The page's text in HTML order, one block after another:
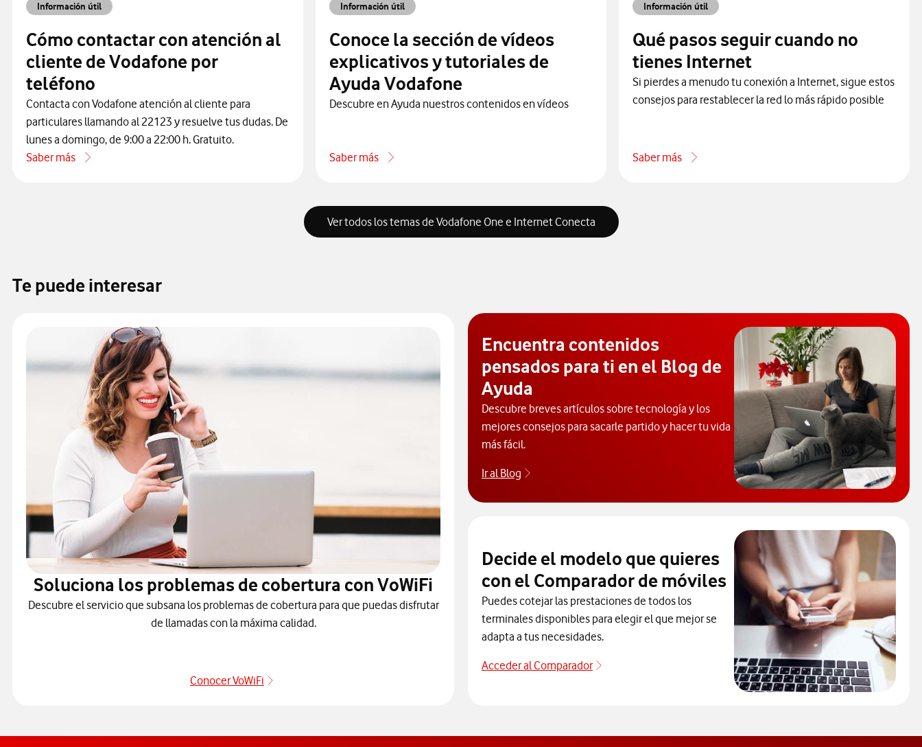
Información útil
Cómo contactar con atención al
cliente de Vodafone por
teléfono
Contacta con Vodafone atención al cliente para
particulares llamando al 22123 y resuelve tus dudas. De
lunes a domingo, de 9:00 a 22:00 h. Gratuito.
Saber más
acerca de Cómo contactar con atención al cliente de Vodafone por teléfono
Información útil
Conoce la sección de vídeos
explicativos y tutoriales de
Ayuda Vodafone
Descubre en Ayuda nuestros contenidos en vídeos
Saber más
acerca de Conoce la sección de vídeos explicativos y tutoriales de Ayuda Vodafone
Información útil
Qué pasos seguir cuando no
tienes Internet
Si pierdes a menudo tu conexión a Internet, sigue estos
consejos para restablecer la red lo más rápido posible
Saber más
acerca de Qué pasos seguir cuando no tienes Internet
Ver todos los temas de Vodafone One e Internet Conecta
Te puede interesar
Soluciona los problemas de cobertura con VoWiFi
Descubre el servicio que subsana los problemas de cobertura para que puedas disfrutar
de llamadas con la máxima calidad.
Conocer VoWiFi
Encuentra contenidos
pensados para ti en el Blog de
Ayuda
Descubre breves artículos sobre tecnología y los
mejores consejos para sacarle partido y hacer tu vida
más fácil.
Ir al Blog
Descubre el blog de Ayuda. Abrir ventana modal
Decide el modelo que quieres
con el Comparador de móviles
Puedes cotejar las prestaciones de todos los
terminales disponibles para elegir el que mejor se
adapta a tus necesidades.
Acceder al Comparador